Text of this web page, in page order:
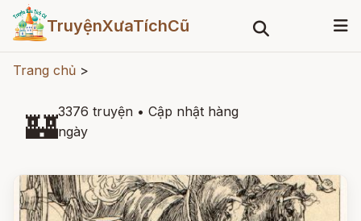
TruyệnXưaTíchCũ
Trang chủ >
🏰3376 truyện • Cập nhật hàng
ngày